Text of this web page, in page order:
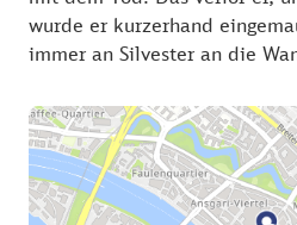
wurde er kurzerhand
immer an Silvester an die